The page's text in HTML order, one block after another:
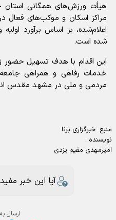
هیأت ورزش‌های همگانی استان
مراکز اسکان و موکب‌های
اعلام‌شده، بر اساس برآورد
شده است.
این اقدام با هدف تسهیل حضور
خدمات رفاهی و همراهی
مردمی و ملی در مشهد مقدس
منبع: خبرگزاری برنا
نویسنده :
امیرمهدی مقیم یزدی
آیا این خبر
ارسال